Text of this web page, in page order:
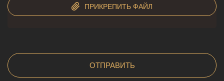
ПРИКРЕПИТЬ ФАЙЛ